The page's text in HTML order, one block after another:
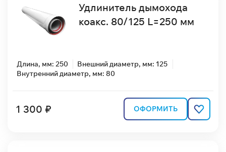
Удлинитель дымохода
коакс. 80/125 L=250 мм
Длина, мм: 250
Внешний диаметр, мм: 125
Внутренний диаметр, мм: 80
1 300 ₽ ОФОРМИТЬ